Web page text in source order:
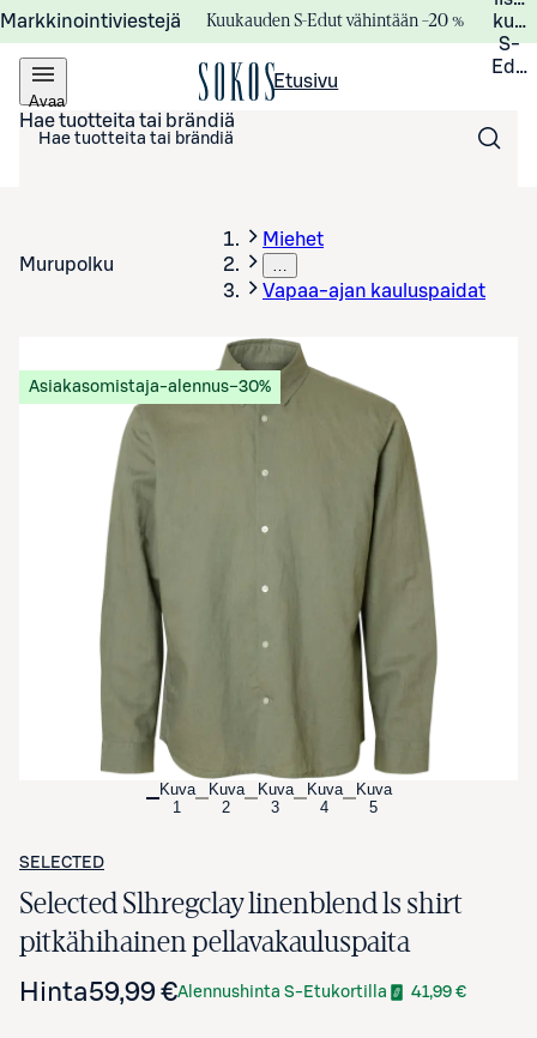
Markkinointiviestejä Kuukauden S-Edut vähintään –20 %
S-
Avaa
valikko
Etusivu
Hae tuotteita tai brändiä
Murupolku
Miehet
…
Vapaa-ajan kauluspaidat
Avaa tuotekuva suurennettuna
Asiakasomistaja-alennus−30%
Kuva
1
Kuva
2
Kuva
3
Kuva
4
Kuva
5
SELECTED
Selected Slhregclay linenblend ls shirt
pitkähihainen pellavakauluspaita
Hinta59,99 €Alennushinta S-Etukortilla 41,99 €